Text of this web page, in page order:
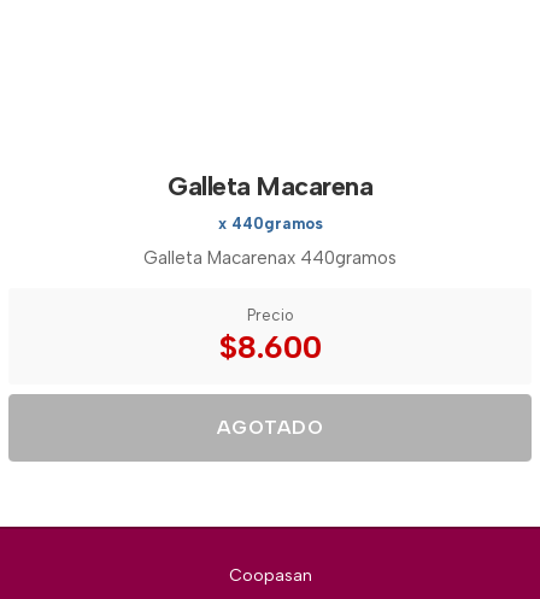
Galleta Macarena
x 440gramos
Galleta Macarenax 440gramos
Precio
$8.600
AGOTADO
Coopasan